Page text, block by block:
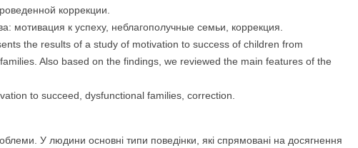
коррекции.
мотивация к успеху, неблагополучные семьи, коррекция.
the results of a study of motivation to success of children from
Also based on the findings, we reviewed the main features of the
to succeed, dysfunctional families, correction.
У людини основнi типи поведiнки, якi спрямованi на досягнення